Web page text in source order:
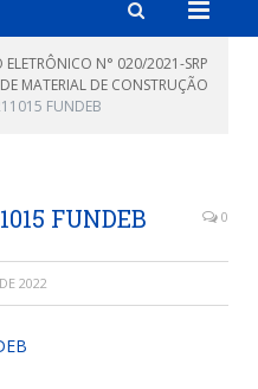
ELETRÔNICO N° 020/2021-SRP
MATERIAL DE CONSTRUÇÃO
FUNDEB
FUNDEB 0
2022